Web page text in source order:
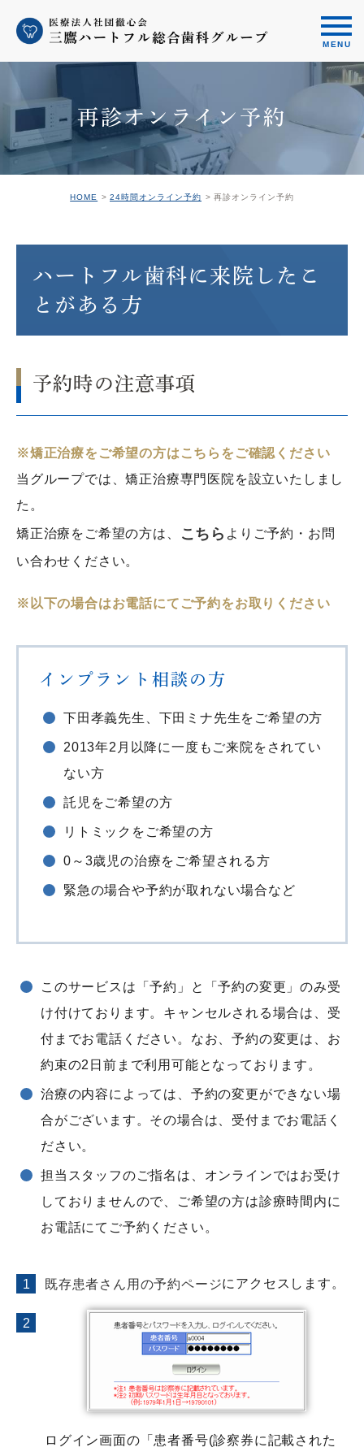
再診オンライン予約
HOME 24時間オンライン予約 再診オンライン予約
ハートフル歯科に来院したこ
とがある方
予約時の注意事項
※矯正治療をご希望の方はこちらをご確認ください
当グループでは、矯正治療専門医院を設立いたしまし
た。
矯正治療をご希望の方は、 こちら よりご予約・お問
い合わせください。
※以下の場合はお電話にてご予約をお取りください
インプラント相談の方
下田孝義先生、下田ミナ先生をご希望の方
2013年2月以降に一度もご来院をされてい
ない方
託児をご希望の方
リトミックをご希望の方
0～3歳児の治療をご希望される方
緊急の場合や予約が取れない場合など
このサービスは「予約」と「予約の変更」のみ受
け付けております。キャンセルされる場合は、受
付までお電話ください。なお、予約の変更は、お
約束の2日前まで利用可能となっております。
治療の内容によっては、予約の変更ができない場
合がございます。その場合は、受付までお電話く
ださい。
担当スタッフのご指名は、オンラインではお受け
しておりませんので、ご希望の方は診療時間内に
お電話にてご予約ください。
既存患者さん用の予約ページにアクセスします。
ログイン画面の「患者番号(診察券に記載された